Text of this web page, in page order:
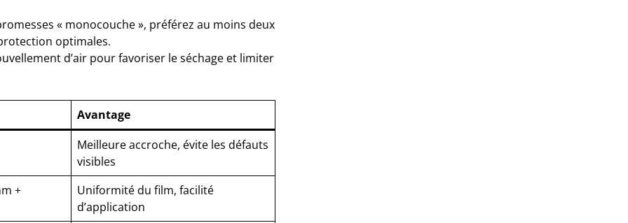
« monocouche », préférez au moins deux
optimales.
d’air pour favoriser le séchage et limiter
Avantage
Meilleure accroche, évite les défauts
visibles
+
Uniformité du film, facilité
d’application